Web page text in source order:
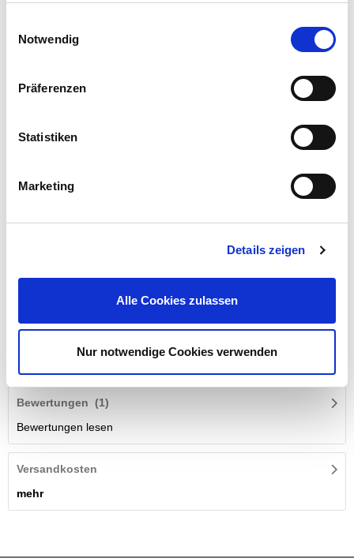
Notwendig
Präferenzen
Statistiken
Marketing
Details zeigen
Alle Cookies zulassen
Nur notwendige Cookies verwenden
Der Akku Bohrhammer von GERMANIA® mit Zusatzhandgriff ist
universell einsetzbar.
Bewertungen (1)
Bewertungen lesen
Versandkosten
mehr